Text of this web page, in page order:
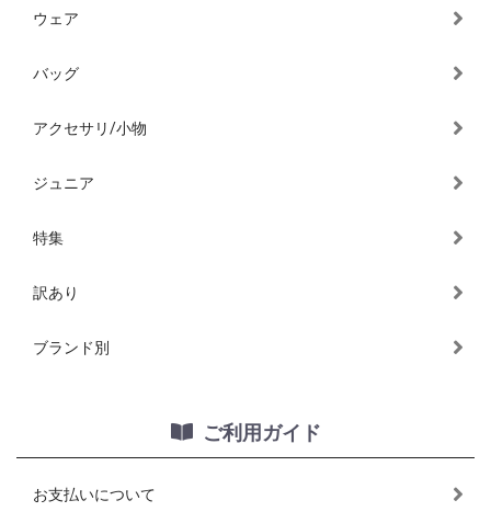
ウェア
バッグ
アクセサリ/小物
ジュニア
特集
訳あり
ブランド別
ご利用ガイド
お支払いについて